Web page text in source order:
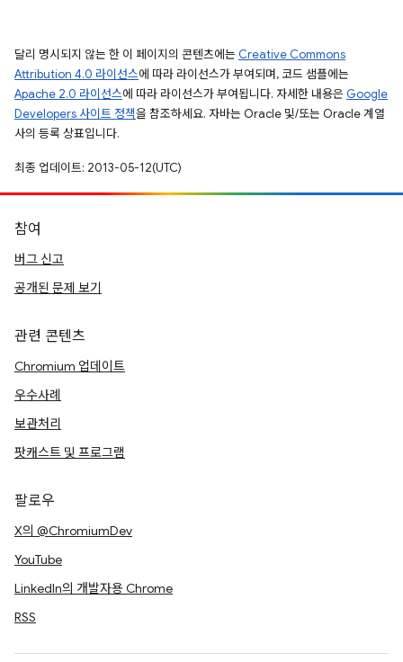
달리 명시되지 않는 한 이 페이지의 콘텐츠에는 Creative Commons
Attribution 4.0 라이선스에 따라 라이선스가 부여되며, 코드 샘플에는
Apache 2.0 라이선스에 따라 라이선스가 부여됩니다. 자세한 내용은 Google
Developers 사이트 정책을 참조하세요. 자바는 Oracle 및/또는 Oracle 계열
사의 등록 상표입니다.
최종 업데이트: 2013-05-12(UTC)
참여
버그 신고
공개된 문제 보기
관련 콘텐츠
Chromium 업데이트
우수사례
보관처리
팟캐스트 및 프로그램
팔로우
X의 @ChromiumDev
YouTube
LinkedIn의 개발자용 Chrome
RSS